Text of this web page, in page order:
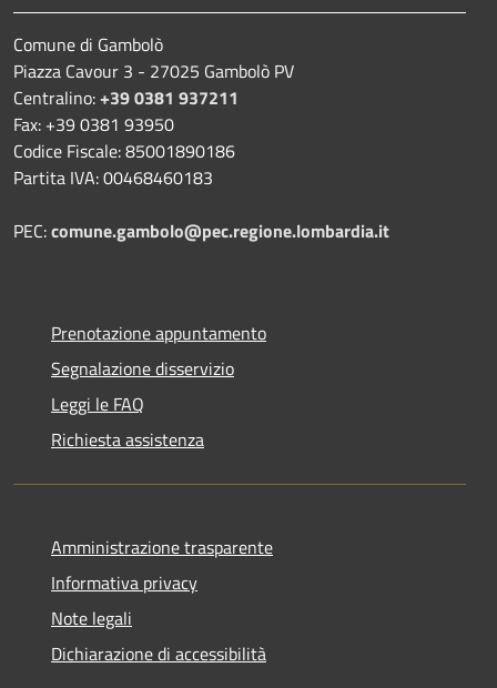
Comune di Gambolò
Piazza Cavour 3 - 27025 Gambolò PV
Centralino:+39 0381 937211
Fax: +39 0381 93950
Codice Fiscale: 85001890186
Partita IVA: 00468460183
PEC:comune.gambolo@pec.regione.lombardia.it
Prenotazione appuntamento
Segnalazione disservizio
Leggi le FAQ
Richiesta assistenza
Amministrazione trasparente
Informativa privacy
Note legali
Dichiarazione di accessibilità